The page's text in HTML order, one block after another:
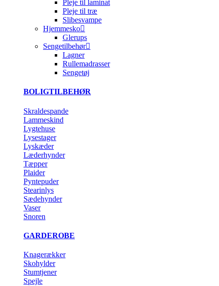
Pleje til laminat
Pleje til træ
Slibesvampe
Hjemmesko
Glerups
Sengetilbehør
Lagner
Rullemadrasser
Sengetøj
BOLIGTILBEHØR
Skraldespande
Lammeskind
Lygtehuse
Lysestager
Lyskæder
Læderhynder
Tæpper
Plaider
Pyntepuder
Stearinlys
Sædehynder
Vaser
Snoren
GARDEROBE
Knagerækker
Skohylder
Stumtjener
Spejle